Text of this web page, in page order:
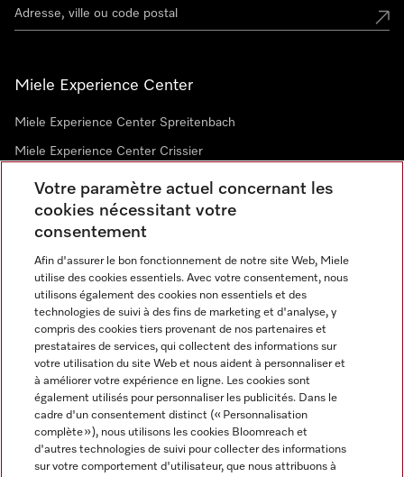
Miele Experience Center
Miele Experience Center Spreitenbach
Miele Experience Center Crissier
Newsletter
Langue
FRANÇAIS
Votre paramètre actuel concernant les
cookies nécessitant votre
consentement
Afin d'assurer le bon fonctionnement de notre site Web, Miele
utilise des cookies essentiels. Avec votre consentement, nous
utilisons également des cookies non essentiels et des
technologies de suivi à des fins de marketing et d'analyse, y
compris des cookies tiers provenant de nos partenaires et
prestataires de services, qui collectent des informations sur
votre utilisation du site Web et nous aident à personnaliser et
à améliorer votre expérience en ligne. Les cookies sont
également utilisés pour personnaliser les publicités. Dans le
cadre d'un consentement distinct (« Personnalisation
complète »), nous utilisons les cookies Bloomreach et
d'autres technologies de suivi pour collecter des informations
sur votre comportement d'utilisateur, que nous attribuons à